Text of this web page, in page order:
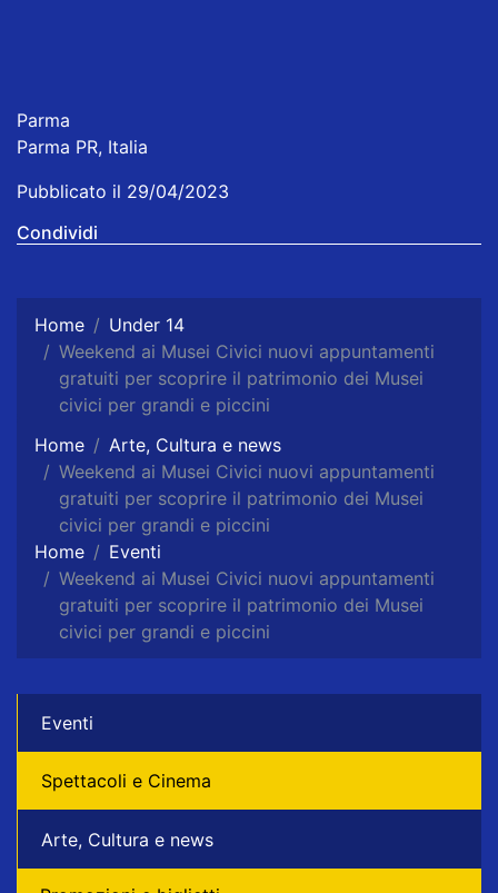
Parma
Parma PR, Italia
Pubblicato il 29/04/2023
Condividi
Home
Under 14
Weekend ai Musei Civici nuovi appuntamenti
gratuiti per scoprire il patrimonio dei Musei
civici per grandi e piccini
Home
Arte, Cultura e news
Weekend ai Musei Civici nuovi appuntamenti
gratuiti per scoprire il patrimonio dei Musei
civici per grandi e piccini
Home
Eventi
Weekend ai Musei Civici nuovi appuntamenti
gratuiti per scoprire il patrimonio dei Musei
civici per grandi e piccini
Eventi
Spettacoli e Cinema
Arte, Cultura e news